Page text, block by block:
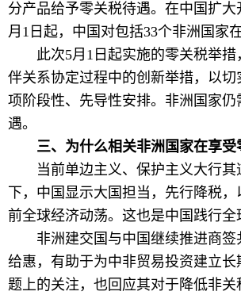
分产品给予零关税待遇。在中国扩
月1日起，中国对包括33个非洲国家
此次5月1日起实施的零关税举措
伴关系协定过程中的创新举措，以
项阶段性、先导性安排。非洲国家
遇。
三、为什么相关非洲国家在享
当前单边主义、保护主义大行其
下，中国显示大国担当，先行降税
前全球经济动荡。这也是中国践行
非洲建交国与中国继续推进商签
给惠，有助于为中非贸易投资建立
题上的关注，也回应其对于降低非